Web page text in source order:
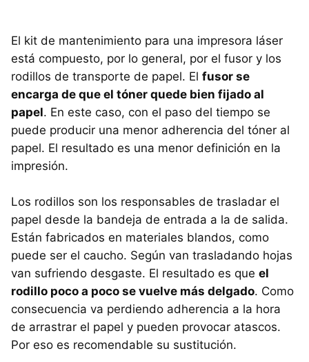
El kit de mantenimiento para una impresora láser
está compuesto, por lo general, por el fusor y los
rodillos de transporte de papel. El fusor se
encarga de que el tóner quede bien fijado al
papel. En este caso, con el paso del tiempo se
puede producir una menor adherencia del tóner al
papel. El resultado es una menor definición en la
impresión.
Los rodillos son los responsables de trasladar el
papel desde la bandeja de entrada a la de salida.
Están fabricados en materiales blandos, como
puede ser el caucho. Según van trasladando hojas
van sufriendo desgaste. El resultado es que el
rodillo poco a poco se vuelve más delgado. Como
consecuencia va perdiendo adherencia a la hora
de arrastrar el papel y pueden provocar atascos.
Por eso es recomendable su sustitución.